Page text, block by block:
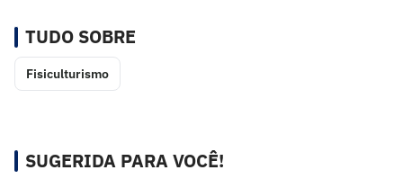
TUDO SOBRE
Fisiculturismo
SUGERIDA PARA VOCÊ!